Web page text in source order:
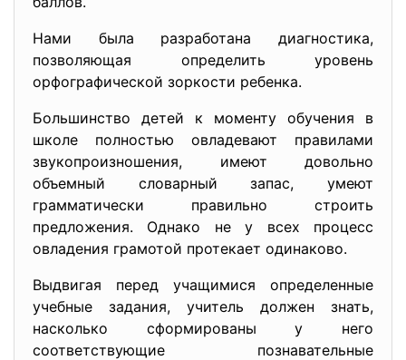
Нами была разработана диагностика,
позволяющая определить уровень
орфографической зоркости ребенка.
Большинство детей к моменту обучения в
школе полностью овладевают правилами
звукопроизношения, имеют довольно
объемный словарный запас, умеют
грамматически правильно строить
предложения. Однако не у всех процесс
овладения грамотой протекает одинаково.
Выдвигая перед учащимися определенные
учебные задания, учитель должен знать,
насколько сформированы у него
соответствующие познавательные